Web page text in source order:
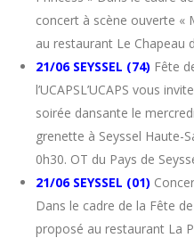
concert à scène ouverte «
au restaurant Le Chapeau
21/06 SEYSSEL (74) Fête
l’UCAPSL’UCAPS vous
soirée dansante le
grenette à Seyssel Haute-
0h30. OT du Pays de
21/06 SEYSSEL (01)
Dans le cadre de la Fête
proposé au restaurant La